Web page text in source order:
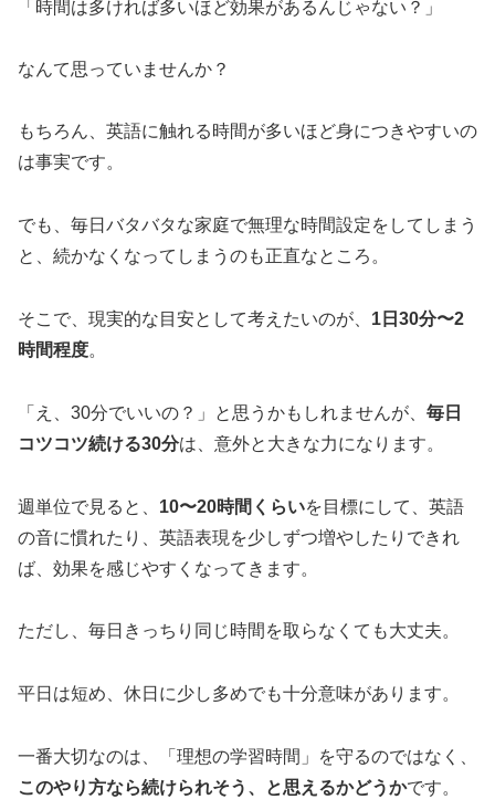
「時間は多ければ多いほど効果があるんじゃない？」
なんて思っていませんか？
もちろん、英語に触れる時間が多いほど身につきやすいの
は事実です。
でも、毎日バタバタな家庭で無理な時間設定をしてしまう
と、続かなくなってしまうのも正直なところ。
そこで、現実的な目安として考えたいのが、 1日30分〜2
時間程度。
「え、30分でいいの？」と思うかもしれませんが、 毎日
コツコツ続ける30分は、意外と大きな力になります。
週単位で見ると、 10〜20時間くらいを目標にして、英語
の音に慣れたり、英語表現を少しずつ増やしたりできれ
ば、効果を感じやすくなってきます。
ただし、毎日きっちり同じ時間を取らなくても大丈夫。
平日は短め、休日に少し多めでも十分意味があります。
一番大切なのは、「理想の学習時間」を守るのではなく、
このやり方なら続けられそう、と思えるかどうかです。